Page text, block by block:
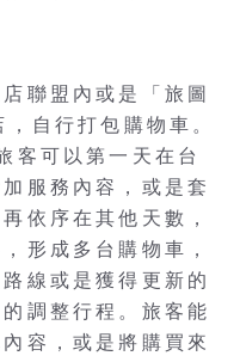
聯盟內或是「旅圖
自行打包購物車。
客可以第一天在台
服務內容，或是套
依序在其他天數，
形成多台購物車，
線或是獲得更新的
調整行程。旅客能
容，或是將購買來